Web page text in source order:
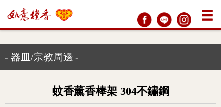
- 器皿/宗教周邊 -
蚊香薰香棒架 304不鏽鋼